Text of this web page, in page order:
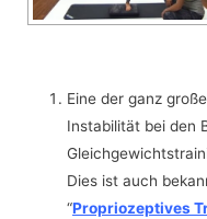
Eine der ganz
Instabilität bei den
Dies ist auch
“Propriozeptives